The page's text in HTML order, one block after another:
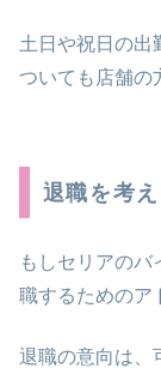
土日や祝日の出
ついても店舗の
退職を考
もしセリアのバ
職するためのア
退職の意向は、